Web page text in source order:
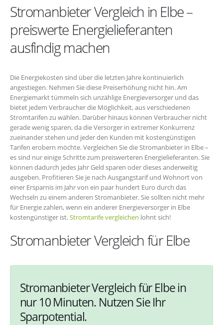
Stromanbieter Vergleich in Elbe –
preiswerte Energielieferanten
ausfindig machen
Die Energiekosten sind über die letzten Jahre kontinuierlich
angestiegen. Nehmen Sie diese Preiserhöhung nicht hin. Am
Energiemarkt tümmeln sich unzählige Energieversorger und das
bietet jedem Verbraucher die Möglichkeit, aus verschiedenen
Stromtarifen zu wählen. Darüber hinaus können Verbraucher nicht
gerade wenig sparen, da die Versorger in extremer Konkurrenz
zueinander stehen und jeder den Kunden mit kostengünstigen
Tarifen erobern möchte. Vergleichen Sie die Stromanbieter in Elbe –
es sind nur einige Schritte zum preiswerteren Energielieferanten. Sie
können dadurch jedes Jahr Geld sparen oder dieses anderweitig
ausgeben. Profitieren Sie je nach Ausgangstarif und Wohnort von
einer Ersparnis im Jahr von ein paar hundert Euro durch das
Wechseln zu einem anderen Stromanbieter. Sie sollten nicht mehr
für Energie zahlen, wenn ein anderer Energieversorger in Elbe
kostengünstiger ist.Stromtarife vergleichen lohnt sich!
Stromanbieter Vergleich für Elbe
Stromanbieter Vergleich für Elbe in
nur 10 Minuten. Nutzen Sie Ihr
Sparpotential.